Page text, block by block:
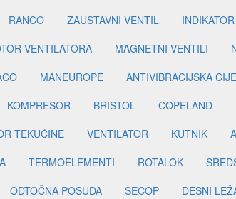
RANCO ZAUSTAVNI VENTIL INDIKATOR
VENTILATORA MAGNETNI VENTILI
MANEUROPE ANTIVIBRACIJSKA
KOMPRESOR BRISTOL COPELAND
TEKUĆINE VENTILATOR KUTNIK
TERMOELEMENTI ROTALOK
ODTOČNA POSUDA SECOP DESNI